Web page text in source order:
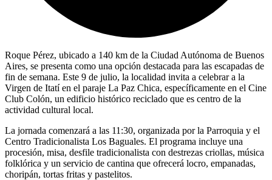
Roque Pérez, ubicado a 140 km de la Ciudad Autónoma de Buenos
Aires, se presenta como una opción destacada para las escapadas de
fin de semana. Este 9 de julio, la localidad invita a celebrar a la
Virgen de Itatí en el paraje La Paz Chica, específicamente en el Cine
Club Colón, un edificio histórico reciclado que es centro de la
actividad cultural local.
La jornada comenzará a las 11:30, organizada por la Parroquia y el
Centro Tradicionalista Los Baguales. El programa incluye una
procesión, misa, desfile tradicionalista con destrezas criollas, música
folklórica y un servicio de cantina que ofrecerá locro, empanadas,
choripán, tortas fritas y pastelitos.